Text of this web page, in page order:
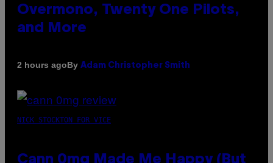
Overmono, Twenty One Pilots,
and More
2 hours agoBy Adam Christopher Smith
NICK STOCKTON FOR VICE
Cann 0mg Made Me Happy (But